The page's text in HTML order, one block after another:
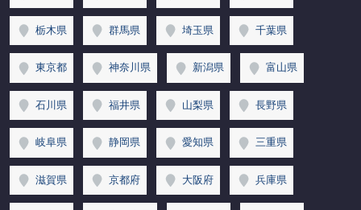
栃木県 群馬県 埼玉県 千葉県
東京都 神奈川県 新潟県 富山県
石川県 福井県 山梨県 長野県
岐阜県 静岡県 愛知県 三重県
滋賀県 京都府 大阪府 兵庫県